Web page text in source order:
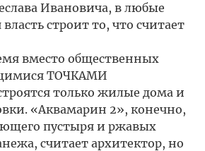
Ивановича, в любые
строит то, что считает
вместо общественных
ТОЧКАМИ
только жилые дома и
«Аквамарин 2», конечно,
пустыря и ржавых
считает архитектор, но